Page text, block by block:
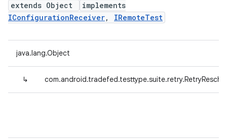
extends Object
implements
IConfigurationReceiver, IRemoteTest
java.lang.Object
↳